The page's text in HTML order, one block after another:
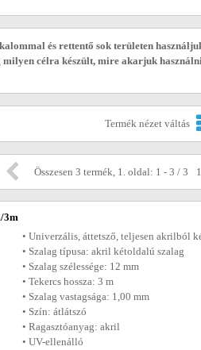
és rettentő sok területen
célra készült, mire akarjuk
Termék nézet váltás
Összesen 3 termék, 1. oldal: 1 - 3 / 3 1
3m
• Univerzális, áttetsző, teljesen akrilból
• Szalag típusa: akril kétoldalú szalag
• Szalag szélessége: 12 mm
• Tekercs hossza: 3 m
• Szalag vastagsága: 1,00 mm
• Szín: átlátszó
• Ragasztóanyag: akril
• UV-ellenálló